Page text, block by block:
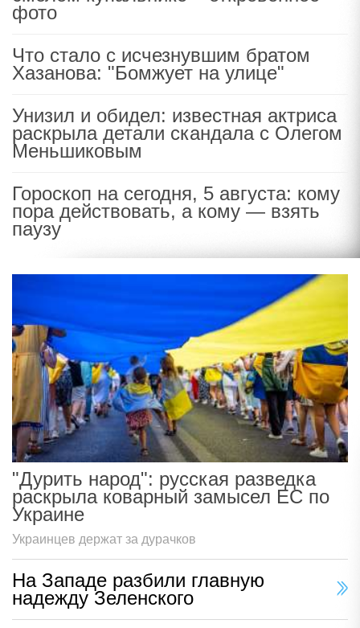
фото
Что стало с исчезнувшим братом
Хазанова: "Бомжует на улице"
Унизил и обидел: известная актриса
раскрыла детали скандала с Олегом
Меньшиковым
Гороскоп на сегодня, 5 августа: кому
пора действовать, а кому — взять
паузу
"Дурить народ": русская разведка
раскрыла коварный замысел ЕС по
Украине
Украинцев держат за дурачков
На Западе разбили главную
надежду Зеленского